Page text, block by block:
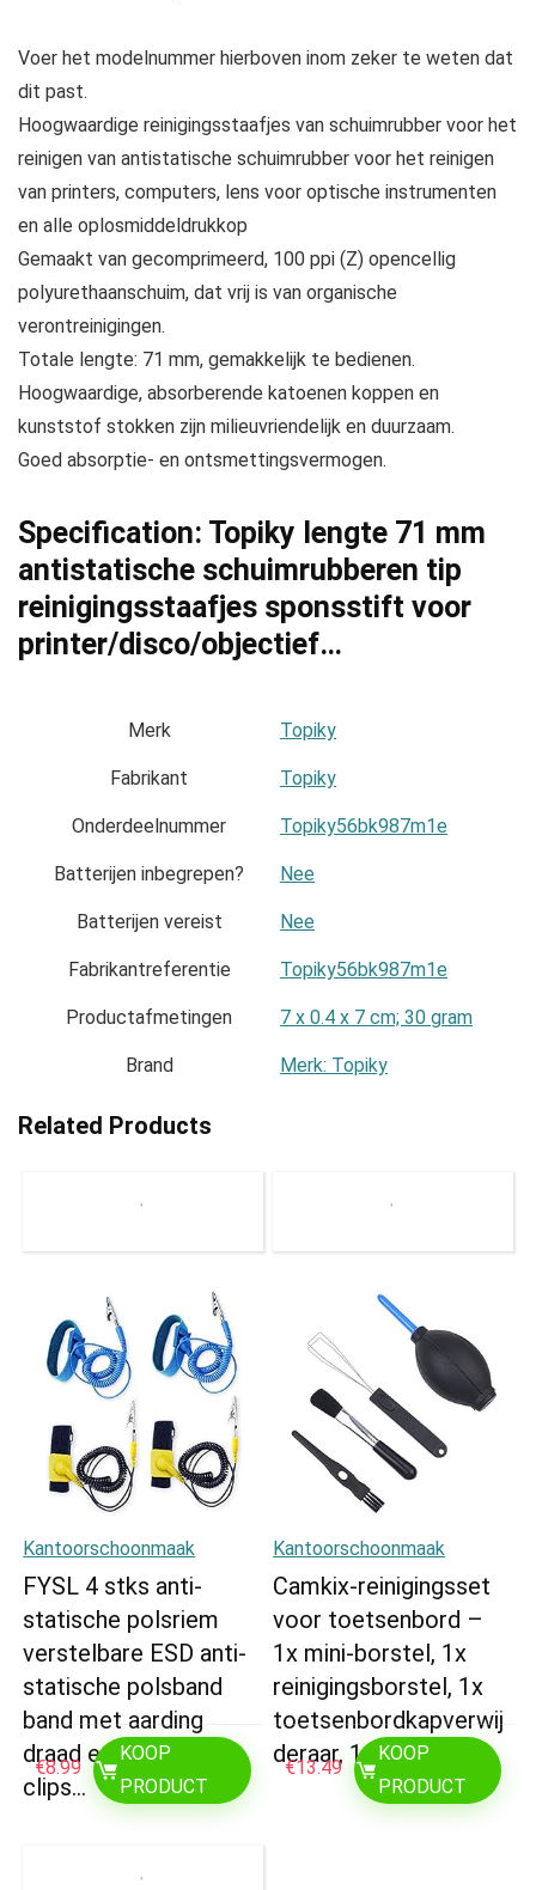
Voer het modelnummer hierboven inom zeker te weten dat
dit past.
Hoogwaardige reinigingsstaafjes van schuimrubber voor het
reinigen van antistatische schuimrubber voor het reinigen
van printers, computers, lens voor optische instrumenten
en alle oplosmiddeldrukkop
Gemaakt van gecomprimeerd, 100 ppi (Z) opencellig
polyurethaanschuim, dat vrij is van organische
verontreinigingen.
Totale lengte: 71 mm, gemakkelijk te bedienen.
Hoogwaardige, absorberende katoenen koppen en
kunststof stokken zijn milieuvriendelijk en duurzaam.
Goed absorptie- en ontsmettingsvermogen.
Specification: Topiky lengte 71 mm
antistatische schuimrubberen tip
reinigingsstaafjes sponsstift voor
printer/disco/objectief…
Merk ‎Topiky
Fabrikant ‎Topiky
Onderdeelnummer ‎Topiky56bk987m1e
Batterijen inbegrepen? ‎Nee
Batterijen vereist ‎Nee
Fabrikantreferentie ‎Topiky56bk987m1e
Productafmetingen ‎7 x 0.4 x 7 cm; 30 gram
Brand Merk: Topiky
Related Products
Kantoorschoonmaak
FYSL 4 stks anti-
statische polsriem
verstelbare ESD anti-
statische polsband
band met aarding
draad en alligator
clips…
€8.99
KOOP
PRODUCT
Kantoorschoonmaak
Camkix-reinigingsset
voor toetsenbord –
1x mini-borstel, 1x
reinigingsborstel, 1x
toetsenbordkapverwij
deraar, 1x…
€13.49
KOOP
PRODUCT